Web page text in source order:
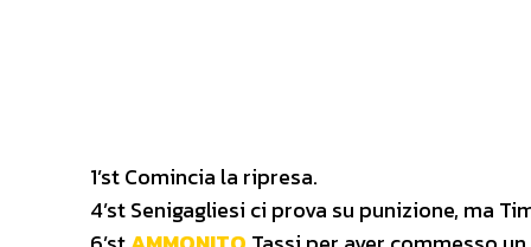
1’st Comincia la ripresa.
4’st Senigagliesi ci prova su punizione, ma